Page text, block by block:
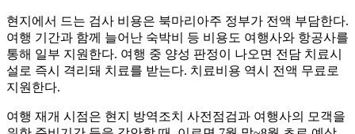
현지에서 드는 검사 비용은 북마리아주 정부가 전액 부담한다.
여행 기간과 함께 늘어난 숙박비 등 비용도 여행사와 항공사를
통해 일부 지원한다. 여행 중 양성 판정이 나오면 전담 치료시
설로 즉시 격리돼 치료를 받는다. 치료비용 역시 전액 무료로
지원한다.
여행 재개 시점은 현지 방역조치 사전점검과 여행사의 모객을